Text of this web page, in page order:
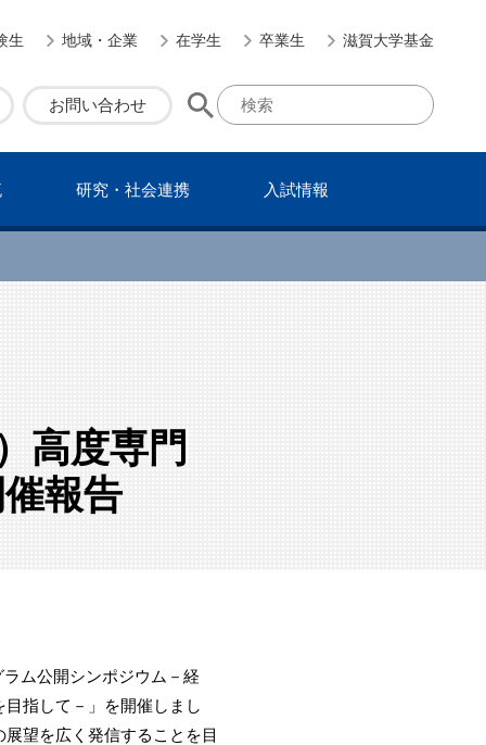
生 地域・企業 在学生 卒業生 滋賀大学基金
お問い合わせ
研究・社会連携 ⼊試情報
高度専門
報告
ム公開シンポジウム－経
指して－」を開催しまし
望を広く発信することを目